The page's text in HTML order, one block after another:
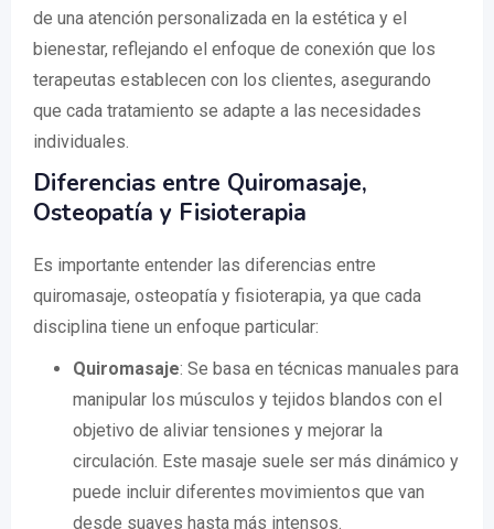
de una atención personalizada en la estética y el
bienestar, reflejando el enfoque de conexión que los
terapeutas establecen con los clientes, asegurando
que cada tratamiento se adapte a las necesidades
individuales.
Diferencias entre Quiromasaje,
Osteopatía y Fisioterapia
Es importante entender las diferencias entre
quiromasaje, osteopatía y fisioterapia, ya que cada
disciplina tiene un enfoque particular:
Quiromasaje: Se basa en técnicas manuales para
manipular los músculos y tejidos blandos con el
objetivo de aliviar tensiones y mejorar la
circulación. Este masaje suele ser más dinámico y
puede incluir diferentes movimientos que van
desde suaves hasta más intensos.